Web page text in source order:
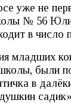
уже не
№ 56
в число
младших
были
в